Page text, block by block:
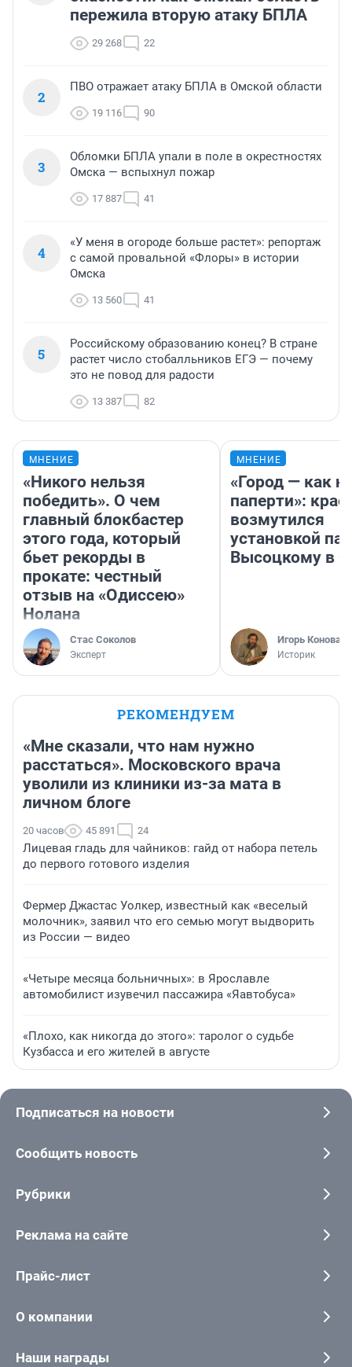
пережила вторую атаку БПЛА
29 268 22
2
ПВО отражает атаку БПЛА в Омской области
19 116 90
3
Обломки БПЛА упали в поле в окрестностях
Омска — вспыхнул пожар
17 887 41
4
«У меня в огороде больше растет»: репортаж
с самой провальной «Флоры» в истории
Омска
13 560 41
5
Российскому образованию конец? В стране
растет число стобалльников ЕГЭ — почему
это не повод для радости
13 387 82
МНЕНИЕ
«Никого нельзя
победить». О чем
главный блокбастер
этого года, который
бьет рекорды в
прокате: честный
отзыв на «Одиссею»
Нолана
Стас Соколов
Эксперт
МНЕНИЕ
«Город — как
паперти»:
возмутился
установкой
Высоцкому в
Игорь
Историк
РЕКОМЕНДУЕМ
«Мне сказали, что нам нужно
расстаться». Московского врача
уволили из клиники из-за мата в
личном блоге
20 часов 45 891 24
Лицевая гладь для чайников: гайд от набора петель
до первого готового изделия
Фермер Джастас Уолкер, известный как «веселый
молочник», заявил что его семью могут выдворить
из России — видео
«Четыре месяца больничных»: в Ярославле
автомобилист изувечил пассажира «Яавтобуса»
«Плохо, как никогда до этого»: таролог о судьбе
Кузбасса и его жителей в августе
Подписаться на новости
Сообщить новость
Рубрики
Реклама на сайте
Прайс-лист
О компании
Наши награды